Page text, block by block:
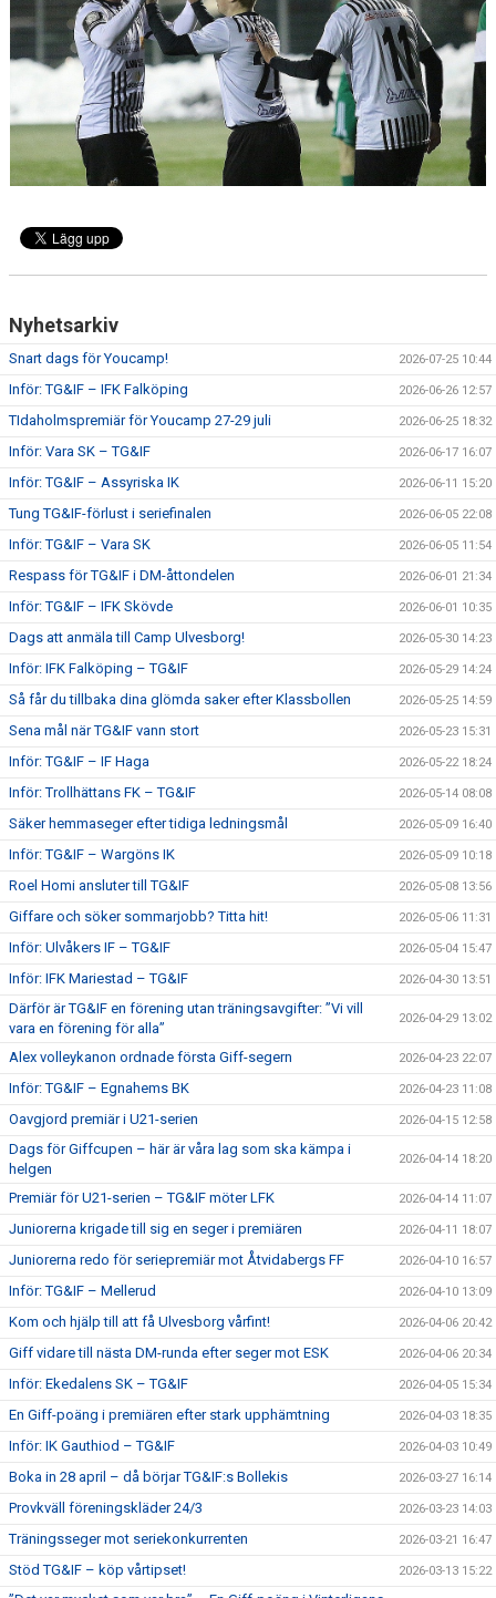
CUPER ARBETSBESKRIVNING
PLANSCHEMA
Nyhetsarkiv
Snart dags för Youcamp! 2026-07-25 10:44
Inför: TG&IF – IFK Falköping 2026-06-26 12:57
TIdaholmspremiär för Youcamp 27-29 juli 2026-06-25 18:32
Inför: Vara SK – TG&IF 2026-06-17 16:07
Inför: TG&IF – Assyriska IK 2026-06-11 15:20
Tung TG&IF-förlust i seriefinalen 2026-06-05 22:08
Inför: TG&IF – Vara SK 2026-06-05 11:54
Respass för TG&IF i DM-åttondelen 2026-06-01 21:34
Inför: TG&IF – IFK Skövde 2026-06-01 10:35
Dags att anmäla till Camp Ulvesborg! 2026-05-30 14:23
Inför: IFK Falköping – TG&IF 2026-05-29 14:24
Så får du tillbaka dina glömda saker efter Klassbollen 2026-05-25 14:59
Sena mål när TG&IF vann stort 2026-05-23 15:31
Inför: TG&IF – IF Haga 2026-05-22 18:24
Inför: Trollhättans FK – TG&IF 2026-05-14 08:08
Säker hemmaseger efter tidiga ledningsmål 2026-05-09 16:40
Inför: TG&IF – Wargöns IK 2026-05-09 10:18
Roel Homi ansluter till TG&IF 2026-05-08 13:56
Giffare och söker sommarjobb? Titta hit! 2026-05-06 11:31
Inför: Ulvåkers IF – TG&IF 2026-05-04 15:47
Inför: IFK Mariestad – TG&IF 2026-04-30 13:51
Därför är TG&IF en förening utan träningsavgifter: ”Vi vill
vara en förening för alla”
2026-04-29 13:02
Alex volleykanon ordnade första Giff-segern 2026-04-23 22:07
Inför: TG&IF – Egnahems BK 2026-04-23 11:08
Oavgjord premiär i U21-serien 2026-04-15 12:58
Dags för Giffcupen – här är våra lag som ska kämpa i
helgen
2026-04-14 18:20
Premiär för U21-serien – TG&IF möter LFK 2026-04-14 11:07
Juniorerna krigade till sig en seger i premiären 2026-04-11 18:07
Juniorerna redo för seriepremiär mot Åtvidabergs FF 2026-04-10 16:57
Inför: TG&IF – Mellerud 2026-04-10 13:09
Kom och hjälp till att få Ulvesborg vårfint! 2026-04-06 20:42
Giff vidare till nästa DM-runda efter seger mot ESK 2026-04-06 20:34
Inför: Ekedalens SK – TG&IF 2026-04-05 15:34
En Giff-poäng i premiären efter stark upphämtning 2026-04-03 18:35
Inför: IK Gauthiod – TG&IF 2026-04-03 10:49
Boka in 28 april – då börjar TG&IF:s Bollekis 2026-03-27 16:14
Provkväll föreningskläder 24/3 2026-03-23 14:03
Träningsseger mot seriekonkurrenten 2026-03-21 16:47
Stöd TG&IF – köp vårtipset! 2026-03-13 15:22